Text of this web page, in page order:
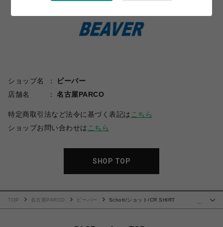
ショップ名
ビーバー
店舗名
名古屋PARCO
特定商取引法など法令に基づく表記は こちら
ショップお問い合わせは こちら
SHOP TOP
…
TOP 名古屋PARCO ビーバー
Schott/ショット/CR SHIRT